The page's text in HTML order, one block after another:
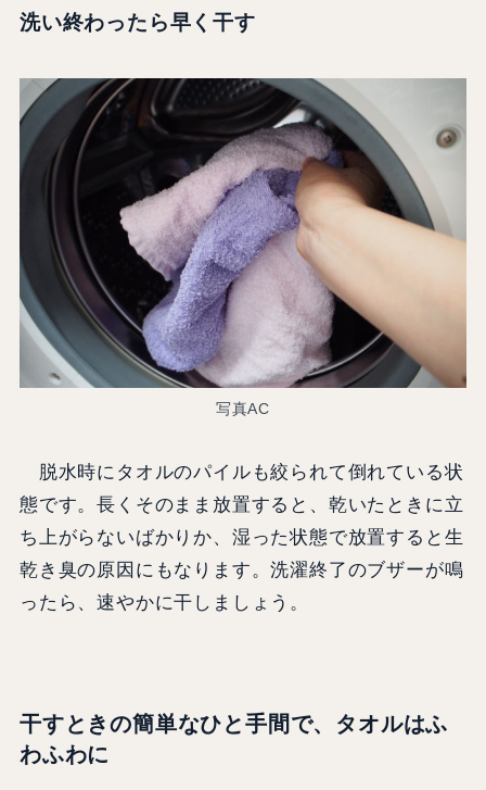
洗い終わったら早く干す
写真AC
脱水時にタオルのパイルも絞られて倒れている状
態です。長くそのまま放置すると、乾いたときに立
ち上がらないばかりか、湿った状態で放置すると生
乾き臭の原因にもなります。洗濯終了のブザーが鳴
ったら、速やかに干しましょう。
干すときの簡単なひと手間で、タオルはふ
わふわに